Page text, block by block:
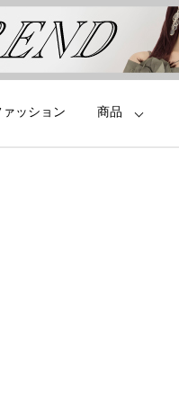
ァッション 商品